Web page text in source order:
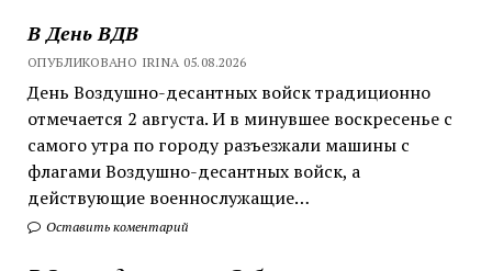
В День ВДВ
ОПУБЛИКОВАНО IRINA 05.08.2026
День Воздушно-десантных войск традиционно
отмечается 2 августа. И в минувшее воскресенье с
самого утра по городу разъезжали машины с
флагами Воздушно-десантных войск, а
действующие военнослужащие…
Оставить коментарий